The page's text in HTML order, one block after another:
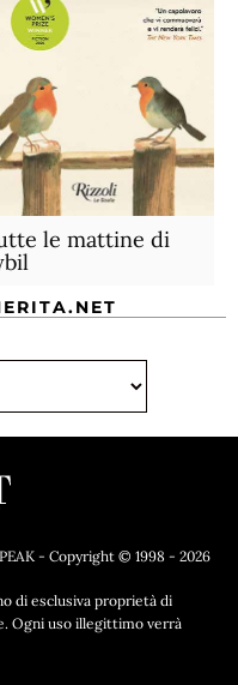
le mattine di
- Copyright © 1998 - 2026
di esclusiva proprietà di
Ogni uso illegittimo verrà